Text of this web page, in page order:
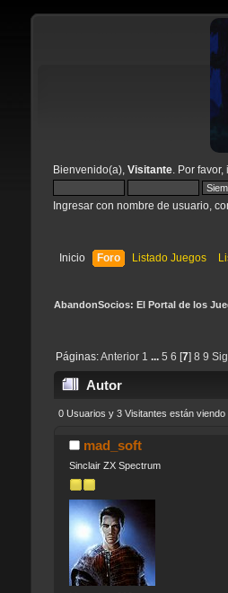
Bienvenido(a), Visitante. Por favor,
Ingresar con nombre de usuario,
Inicio Foro Listado Juegos
AbandonSocios: El Portal de los
Páginas:Anterior 1 ... 5 6 7 8 9
Autor
0 Usuarios y 3 Visitantes están viendo
mad_soft
Sinclair ZX Spectrum